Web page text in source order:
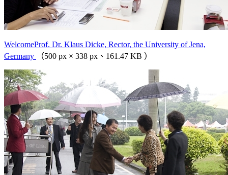
WelcomeProf. Dr. Klaus Dicke, Rector, the University of Jena,
Germany
（500 px × 338 px、161.47 KB ）